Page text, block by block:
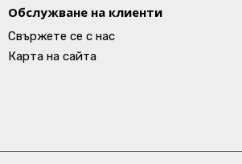
Обслужване на клиенти
Свържете се с нас
Карта на сайта